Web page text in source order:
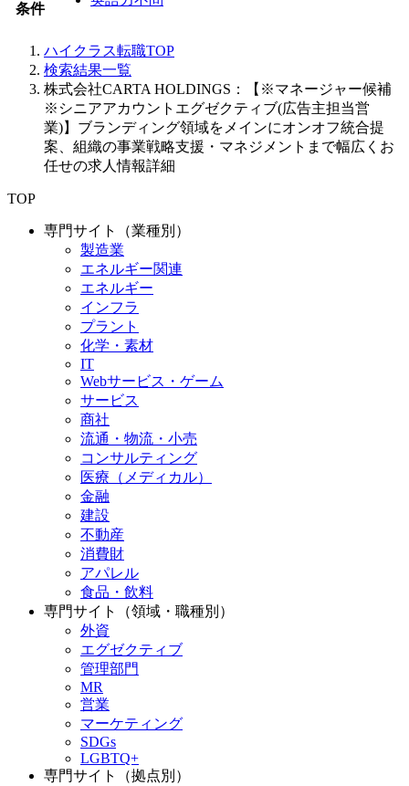
条件
ハイクラス転職TOP
検索結果一覧
株式会社CARTA HOLDINGS：【※マネージャー候補
※シニアアカウントエグゼクティブ(広告主担当営
業)】ブランディング領域をメインにオンオフ統合提
案、組織の事業戦略支援・マネジメントまで幅広くお
任せの求人情報詳細
TOP
専門サイト（業種別）
製造業
エネルギー関連
エネルギー
インフラ
プラント
化学・素材
IT
Webサービス・ゲーム
サービス
商社
流通・物流・小売
コンサルティング
医療（メディカル）
金融
建設
不動産
消費財
アパレル
食品・飲料
専門サイト（領域・職種別）
外資
エグゼクティブ
管理部門
MR
営業
マーケティング
SDGs
LGBTQ+
専門サイト（拠点別）